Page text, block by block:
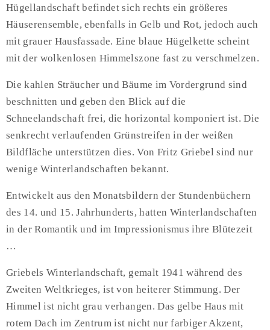
Hügellandschaft befindet sich rechts ein größeres
Häuserensemble, ebenfalls in Gelb und Rot, jedoch auch
mit grauer Hausfassade. Eine blaue Hügelkette scheint
mit der wolkenlosen Himmelszone fast zu verschmelzen.
Die kahlen Sträucher und Bäume im Vordergrund sind
beschnitten und geben den Blick auf die
Schneelandschaft frei, die horizontal komponiert ist. Die
senkrecht verlaufenden Grünstreifen in der weißen
Bildfläche unterstützen dies. Von Fritz Griebel sind nur
wenige Winterlandschaften bekannt.
Entwickelt aus den Monatsbildern der Stundenbüchern
des 14. und 15. Jahrhunderts, hatten Winterlandschaften
in der Romantik und im Impressionismus ihre Blütezeit
…
Griebels Winterlandschaft, gemalt 1941 während des
Zweiten Weltkrieges, ist von heiterer Stimmung. Der
Himmel ist nicht grau verhangen. Das gelbe Haus mit
rotem Dach im Zentrum ist nicht nur farbiger Akzent,